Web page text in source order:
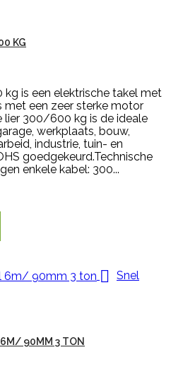
KG
is een elektrische takel met
met een zeer sterke motor
lier 300/600 kg is de ideale
werkplaats, bouw,
industrie, tuin- en
goedgekeurd.Technische
enkele kabel: 300...
 Snel
6M/ 90MM 3 TON